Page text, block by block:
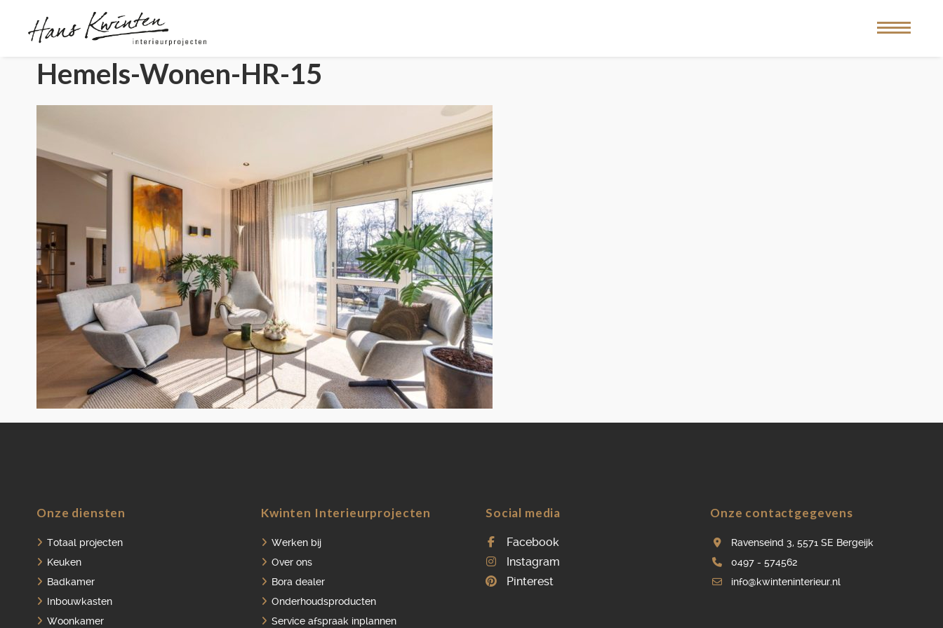
Hemels-Wonen-HR-15
Onze diensten
Totaal projecten
Keuken
Badkamer
Inbouwkasten
Woonkamer
Kwinten Interieurprojecten
Werken bij
Over ons
Bora dealer
Onderhoudsproducten
Service afspraak inplannen
Social media
Facebook
Instagram
Pinterest
Onze contactgegevens
Ravenseind 3, 5571 SE Bergeijk
0497 - 574562
info@kwinteninterieur.nl
HOME
PORTFOLIO
OVER ONS
VACATURES
ONDERHOUDSPRODUCTEN
SERVICE AFSPRAAK INPLANNEN